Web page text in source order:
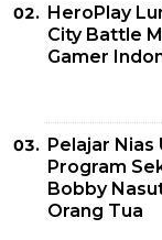
HeroPlay
City Battle
Gamer
Pelajar Nias
Program
Bobby
Orang Tua